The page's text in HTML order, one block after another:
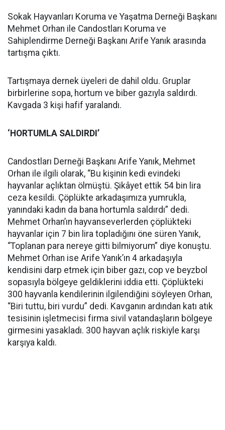
Sokak Hayvanları Koruma ve Yaşatma Derneği Başkanı
Mehmet Orhan ile Candostları Koruma ve
Sahiplendirme Derneği Başkanı Arife Yanık arasında
tartışma çıktı.
Tartışmaya dernek üyeleri de dahil oldu. Gruplar
birbirlerine sopa, hortum ve biber gazıyla saldırdı.
Kavgada 3 kişi hafif yaralandı.
‘HORTUMLA SALDIRDI’
Candostları Derneği Başkanı Arife Yanık, Mehmet
Orhan ile ilgili olarak, “Bu kişinin kedi evindeki
hayvanlar açlıktan ölmüştü. Şikâyet ettik 54 bin lira
ceza kesildi. Çöplükte arkadaşımıza yumrukla,
yanındaki kadın da bana hortumla saldırdı” dedi.
Mehmet Orhan’ın hayvanseverlerden çöplükteki
hayvanlar için 7 bin lira topladığını öne süren Yanık,
“Toplanan para nereye gitti bilmiyorum” diye konuştu.
Mehmet Orhan ise Arife Yanık’ın 4 arkadaşıyla
kendisini darp etmek için biber gazı, cop ve beyzbol
sopasıyla bölgeye geldiklerini iddia etti. Çöplükteki
300 hayvanla kendilerinin ilgilendiğini söyleyen Orhan,
“Biri tuttu, biri vurdu” dedi. Kavganın ardından katı atık
tesisinin işletmecisi firma sivil vatandaşların bölgeye
girmesini yasakladı. 300 hayvan açlık riskiyle karşı
karşıya kaldı.